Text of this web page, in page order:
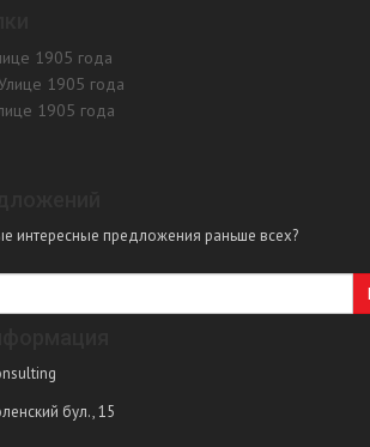
1905 года
1905 года
1905 года
интересные предложения раньше всех?
бул., 15